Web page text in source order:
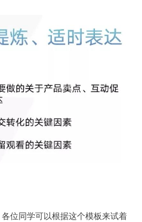
位同学可以根据这个模板来试着